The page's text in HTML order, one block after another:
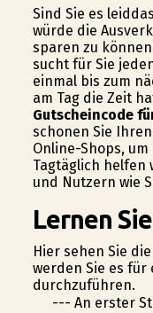
Sind Sie es
würde die
sparen zu
sucht für Sie
einmal bis zum
am Tag die Zeit
Gutscheincode
schonen Sie
Online-Shops,
Tagtäglich helfen
und Nutzern wie
Lernen
Hier sehen Sie
werden Sie es
durchzuführen.
--- An erster